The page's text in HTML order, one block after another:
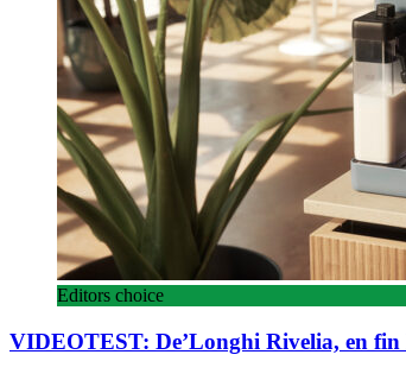
Editors choice
VIDEOTEST: De’Longhi Rivelia, en